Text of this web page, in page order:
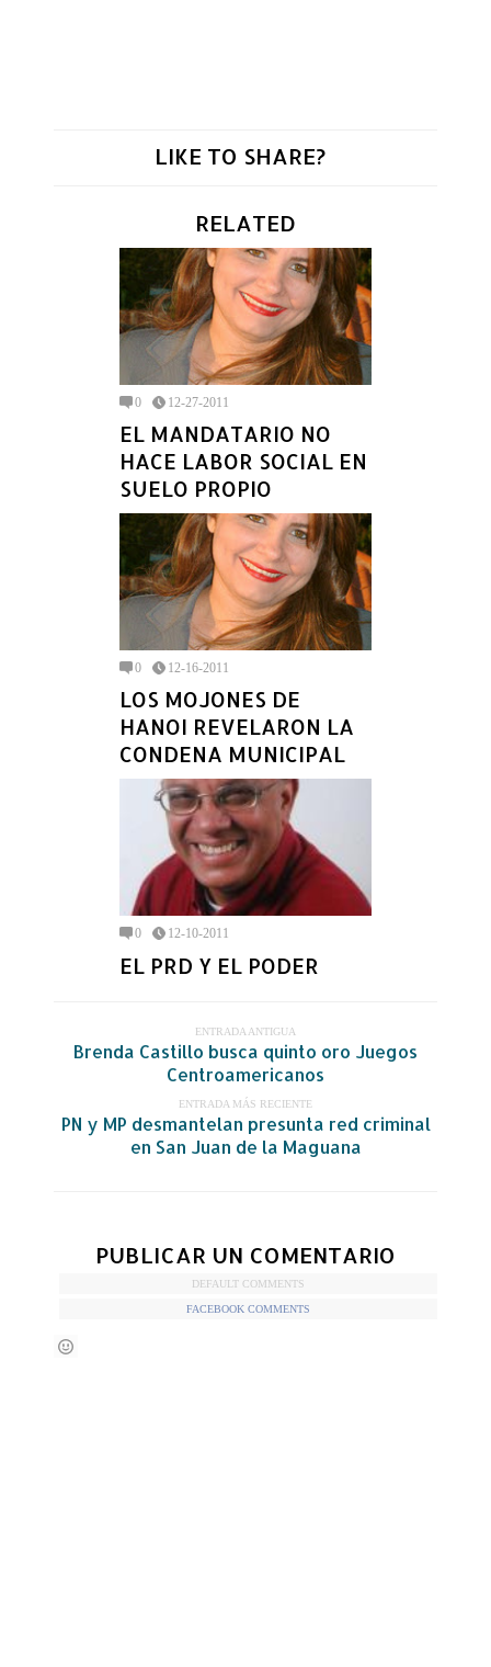
LIKE TO SHARE?
RELATED
0 12-27-2011
EL MANDATARIO NO
HACE LABOR SOCIAL EN
SUELO PROPIO
0 12-16-2011
LOS MOJONES DE
HANOI REVELARON LA
CONDENA MUNICIPAL
0 12-10-2011
EL PRD Y EL PODER
ENTRADA ANTIGUA
Brenda Castillo busca quinto oro Juegos
Centroamericanos
ENTRADA MÁS RECIENTE
PN y MP desmantelan presunta red criminal
en San Juan de la Maguana
PUBLICAR UN COMENTARIO
DEFAULT COMMENTS
FACEBOOK COMMENTS